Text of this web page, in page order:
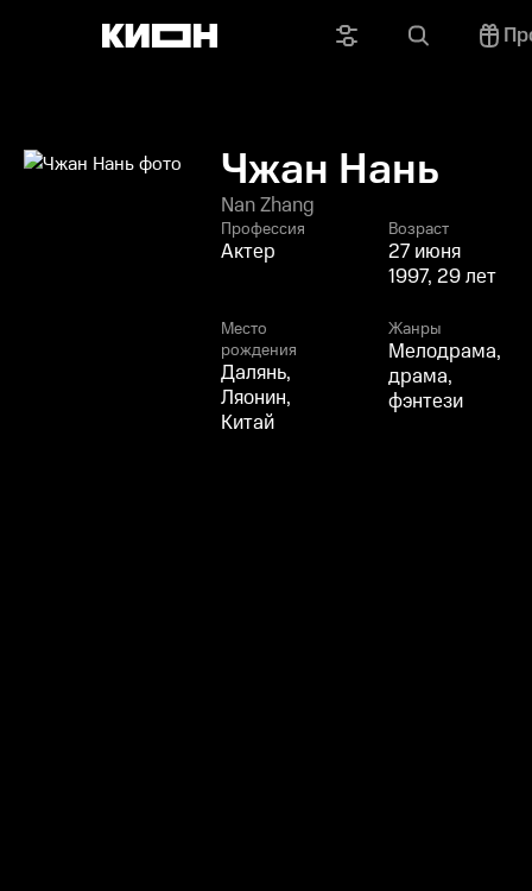
Чжан Нань
Nan Zhang
Профессия
Актер
Возраст
27 июня
1997, 29 лет
Место
рождения
Далянь,
Ляонин,
Китай
Жанры
Мелодрама,
драма,
фэнтези